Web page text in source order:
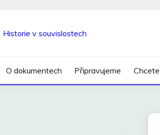
O dokumentech Připravujeme